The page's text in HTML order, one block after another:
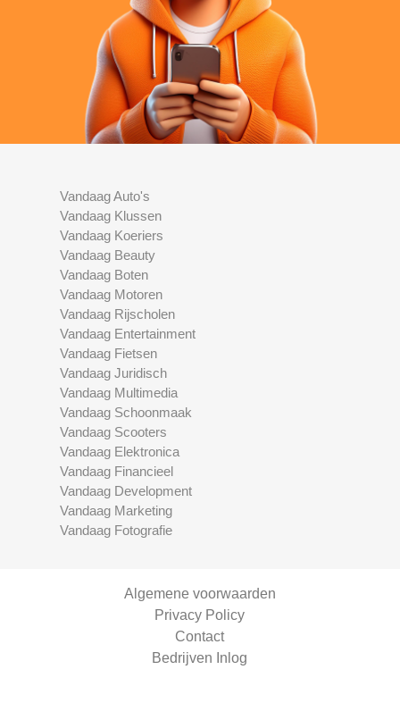
Vandaag Auto's
Vandaag Klussen
Vandaag Koeriers
Vandaag Beauty
Vandaag Boten
Vandaag Motoren
Vandaag Rijscholen
Vandaag Entertainment
Vandaag Fietsen
Vandaag Juridisch
Vandaag Multimedia
Vandaag Schoonmaak
Vandaag Scooters
Vandaag Elektronica
Vandaag Financieel
Vandaag Development
Vandaag Marketing
Vandaag Fotografie
Algemene voorwaarden
Privacy Policy
Contact
Bedrijven Inlog